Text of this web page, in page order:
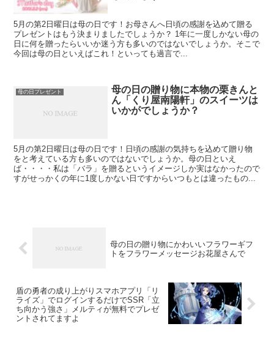
5月の第2日曜日は母の日です！お母さんへ日頃の感謝を込めて贈る
プレゼントはもう決まりましたでしょうか？ 1年に一度しかない母の
日に何を贈ったらいいか迷う方も多いのではないでしょうか。そこで
今回は母の日といえばこれ！といっても過言で...
母の日プレゼント
母の日の贈り物に本物の栗きんと
ん「くり屋南陽軒」のスイーツは
いかがでしょうか？
5月の第2日曜日は母の日です！日頃の感謝の気持ちを込めて贈り物
をと考えている方も多いのではないでしょうか。母の日といえ
ば・・・・私は「バラ」を贈るというイメージしか実はなかったので
すがせっかくの年に1度しかない日ですからいつもとは違ったもの...
母の日の贈り物にかわいいフラワーギフ
トをフラワーメッセージお花屋さんで
盾の勇者の成り上がりスマホアプリ「リ
ライズ」でログインするだけでSSR「立
ち向かう強さ」メルティが無料でプレゼ
ントされてますよ